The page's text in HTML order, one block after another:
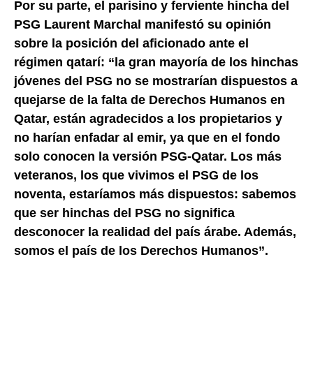
Por su parte, el parisino y ferviente hincha del
PSG Laurent Marchal manifestó su opinión
sobre la posición del aficionado ante el
régimen qatarí: “la gran mayoría de los hinchas
jóvenes del PSG no se mostrarían dispuestos a
quejarse de la falta de Derechos Humanos en
Qatar, están agradecidos a los propietarios y
no harían enfadar al emir, ya que en el fondo
solo conocen la versión PSG-Qatar. Los más
veteranos, los que vivimos el PSG de los
noventa, estaríamos más dispuestos: sabemos
que ser hinchas del PSG no significa
desconocer la realidad del país árabe. Además,
somos el país de los Derechos Humanos”.